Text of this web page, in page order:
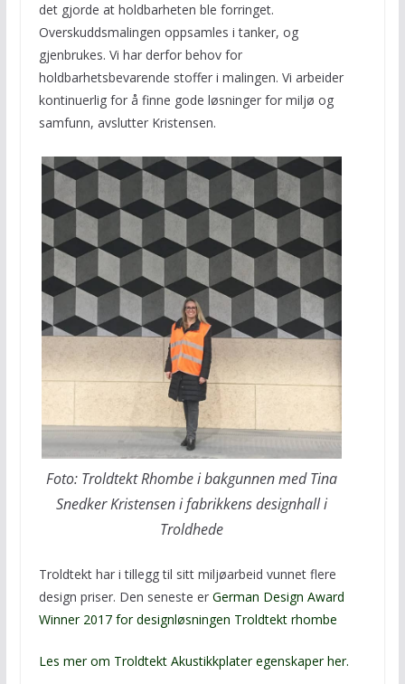
det gjorde at holdbarheten ble forringet.
Overskuddsmalingen oppsamles i tanker, og
gjenbrukes. Vi har derfor behov for
holdbarhetsbevarende stoffer i malingen. Vi arbeider
kontinuerlig for å finne gode løsninger for miljø og
samfunn, avslutter Kristensen.
Foto: Troldtekt Rhombe i bakgunnen med Tina
Snedker Kristensen i fabrikkens designhall i
Troldhede
Troldtekt har i tillegg til sitt miljøarbeid vunnet flere
design priser. Den seneste er German Design Award
Winner 2017 for designløsningen Troldtekt rhombe
Les mer om Troldtekt Akustikkplater egenskaper her.